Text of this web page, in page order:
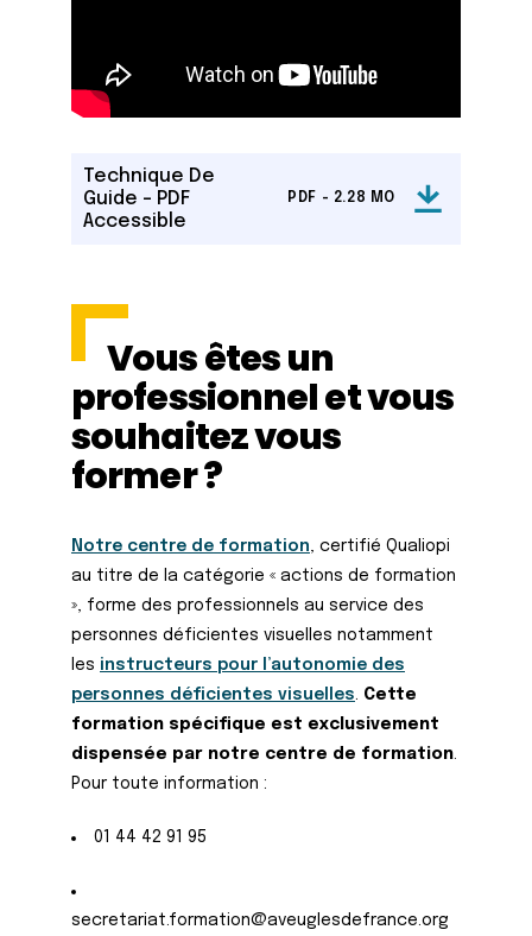
Technique De
Guide - PDF
Accessible
PDF - 2.28 MO
Vous êtes un
professionnel et vous
souhaitez vous
former ?
Notre centre de formation, certifié Qualiopi
au titre de la catégorie « actions de formation
», forme des professionnels au service des
personnes déficientes visuelles notamment
les instructeurs pour l’autonomie des
personnes déficientes visuelles. Cette
formation spécifique est exclusivement
dispensée par notre centre de formation.
Pour toute information :
01 44 42 91 95
secretariat.formation@aveuglesdefrance.org